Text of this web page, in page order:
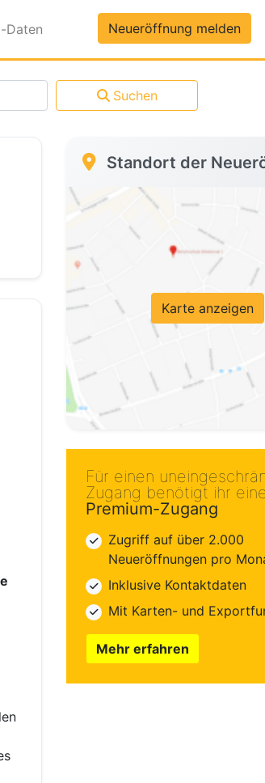
Daten Premium-DatenNeueröffnung melden
Suchen
Standort der
Karte anzeigen
Für einen
Zugang benötigt ihr
Premium-Zugang
Zugriff auf über 2.000
Neueröffnungen pro
Inklusive Kontaktdaten
Mit Karten- und
Mehr erfahren